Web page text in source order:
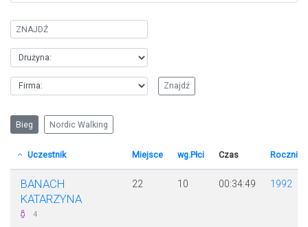
Bieg Nordic Walking
Uczestnik Miejsce wg.Płci Czas Rocznik
BANACH
KATARZYNA
4
22 10 00:34:49 1992